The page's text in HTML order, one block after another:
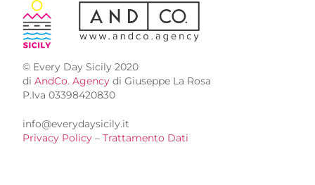
© Every Day Sicily 2020
diAndCo. Agency di Giuseppe La Rosa
P.Iva 03398420830
info@everydaysicily.it
Privacy Policy –Trattamento Dati